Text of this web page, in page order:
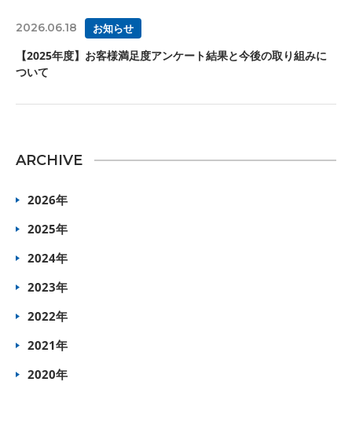
2026.06.18 お知らせ
【2025年度】お客様満足度アンケート結果と今後の取り組みに
ついて
ARCHIVE
2026年
2025年
2024年
2023年
2022年
2021年
2020年